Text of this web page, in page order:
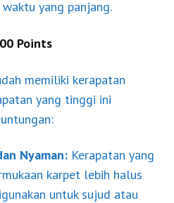
yang panjang.
Points
memiliki kerapatan
yang tinggi ini
Nyaman: Kerapatan yang
karpet lebih halus
untuk sujud atau